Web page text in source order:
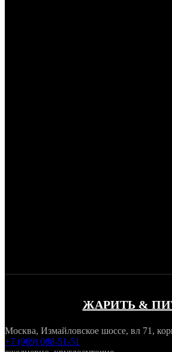
ЖАРИТЬ &
Москва, Измайловское шоссе, вл 71,
+7 (969) 088-51-51